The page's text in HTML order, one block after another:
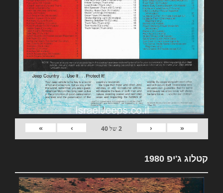
«
‹
2של40
›
»
קטלוג ג'יפ 1980